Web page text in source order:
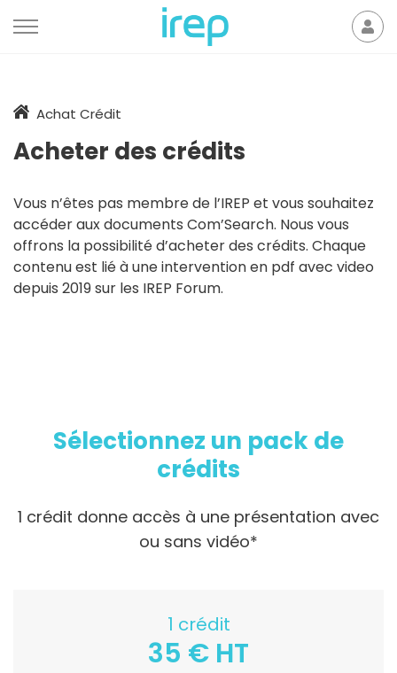
AccueilAchat Crédit
Acheter des crédits
Vous n’êtes pas membre de l’IREP et vous souhaitez
accéder aux documents Com’Search. Nous vous
offrons la possibilité d’acheter des crédits. Chaque
contenu est lié à une intervention en pdf avec video
depuis 2019 sur les IREP Forum.
Sélectionnez un pack de
crédits
1 crédit donne accès à une présentation avec
ou sans vidéo*
1 crédit
35 € HT